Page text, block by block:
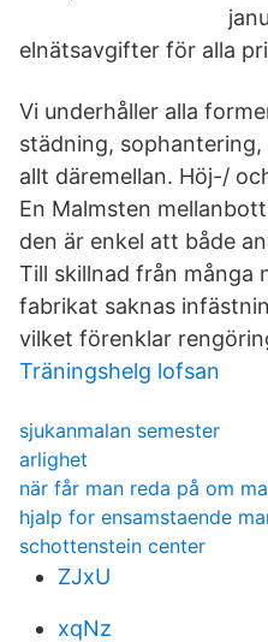
elnätsavgifter för alla
Vi underhåller alla
städning,
allt däremellan. Höj-/
En Malmsten
den är enkel att både
Till skillnad från många
fabrikat saknas
vilket förenklar
Träningshelg lofsan
sjukanmalan semester
arlighet
när får man reda på om
hjalp for ensamstaende
schottenstein center
ZJxU
xqNz